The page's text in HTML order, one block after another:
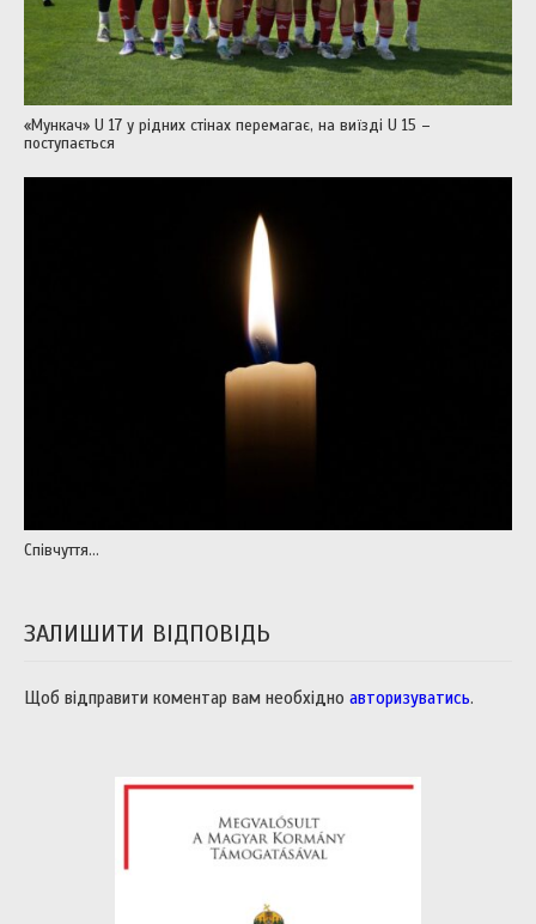
«Мункач» U 17 у рідних стінах перемагає, на виїзді U 15 –
поступається
Співчуття…
ЗАЛИШИТИ ВІДПОВІДЬ
Щоб відправити коментар вам необхідно авторизуватись.